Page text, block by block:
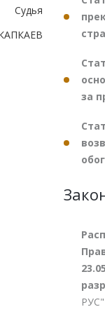
Судья
за